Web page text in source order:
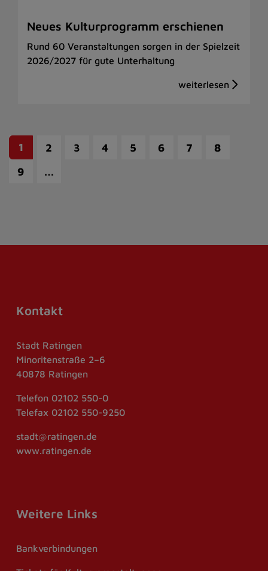
Neues Kulturprogramm erschienen
Rund 60 Veranstaltungen sorgen in der Spielzeit
2026/2027 für gute Unterhaltung
1 2 3 4 5 6 7
8
9
…
Kontakt
Stadt Ratingen
Minoritenstraße 2–6
40878 Ratingen
Telefon 02102 550-0
Telefax 02102 550-9250
stadt@ratingen.de
www.ratingen.de
Weitere Links
Bankverbindungen